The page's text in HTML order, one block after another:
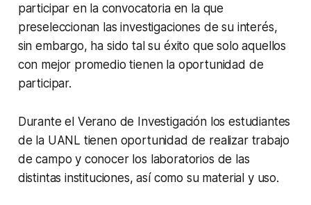
participar en la convocatoria en la que
preseleccionan las investigaciones de su interés,
sin embargo, ha sido tal su éxito que solo aquellos
con mejor promedio tienen la oportunidad de
participar.
Durante el Verano de Investigación los estudiantes
de la UANL tienen oportunidad de realizar trabajo
de campo y conocer los laboratorios de las
distintas instituciones, así como su material y uso.